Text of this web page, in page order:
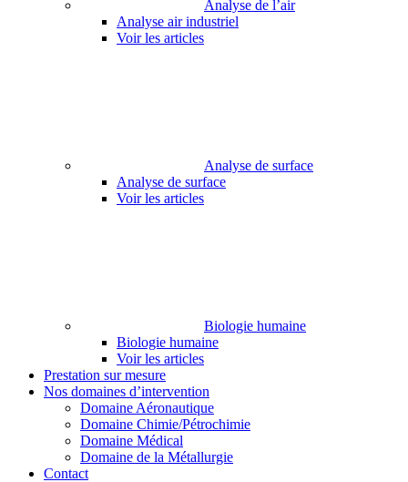
Analyse de l’air
Analyse air industriel
Voir les articles
Analyse de surface
Analyse de surface
Voir les articles
Biologie humaine
Biologie humaine
Voir les articles
Prestation sur mesure
Nos domaines d’intervention
Domaine Aéronautique
Domaine Chimie/Pétrochimie
Domaine Médical
Domaine de la Métallurgie
Contact